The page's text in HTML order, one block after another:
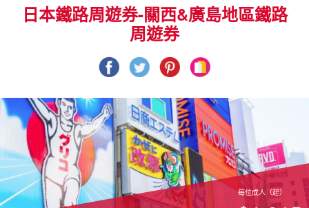
日本鐵路周遊券-關西&廣島地區鐵路
周遊券
每位成人（起）